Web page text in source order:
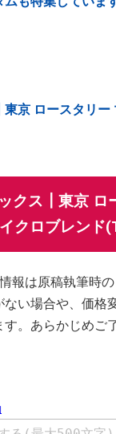
京 ロースタリー
クス┃東京 ロ
イクロブレンド
報は原稿執筆時
ない場合や、価格
。あらかじめご